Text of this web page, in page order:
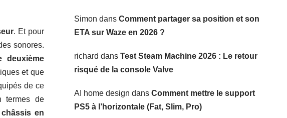
. Et pour
sonores.
deuxième
et que
de ce
termes de
châssis en
Simon dans Comment partager sa position et son
ETA sur Waze en 2026 ?
richard dans Test Steam Machine 2026 : Le retour
risqué de la console Valve
AI home design dans Comment mettre le support
PS5 à l’horizontale (Fat, Slim, Pro)